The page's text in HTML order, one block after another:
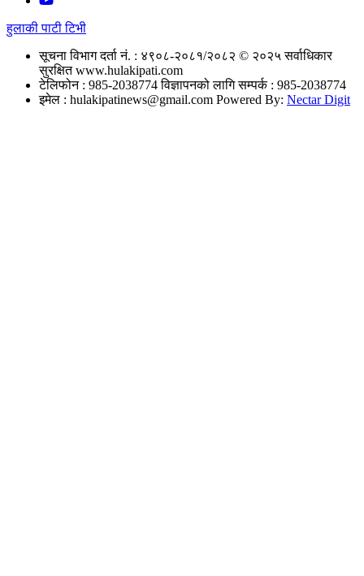
हुलाकी पाटी टिभी
सूचना विभाग दर्ता नं. : ४९०८-२०८१/२०८२ © २०२५ सर्वाधिकार
सुरक्षित www.hulakipati.com
टेलिफोन : 985-2038774विज्ञापनको लागि सम्पर्क : 985-2038774
इमेल : hulakipatinews@gmail.com Powered By: Nectar Digit